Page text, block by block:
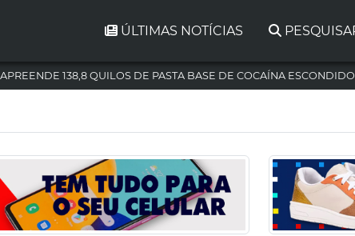
ÚLTIMAS NOTÍCIAS
138,8 QUILOS DE PASTA BASE DE COCAÍNA